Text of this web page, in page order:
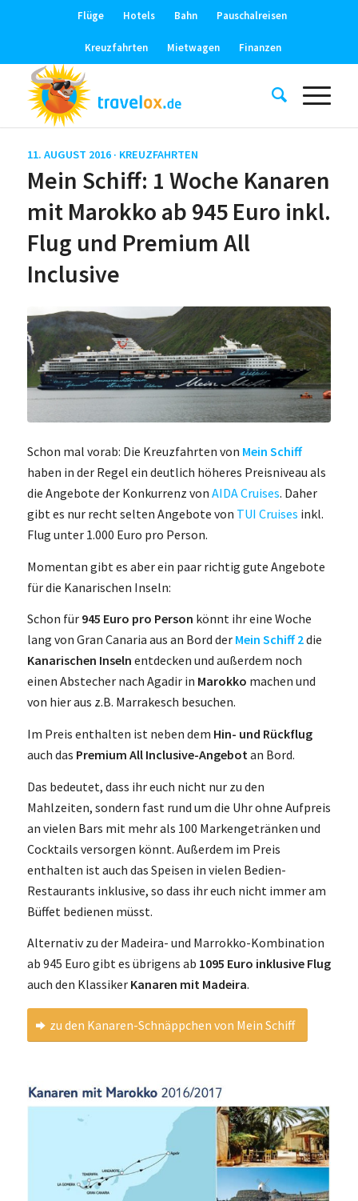
Flüge Hotels Bahn Pauschalreisen
Kreuzfahrten Mietwagen Finanzen
11. AUGUST 2016 · KREUZFAHRTEN
Mein Schiff: 1 Woche Kanaren
mit Marokko ab 945 Euro inkl.
Flug und Premium All
Inclusive
Schon mal vorab: Die Kreuzfahrten von Mein Schiff
haben in der Regel ein deutlich höheres Preisniveau als
die Angebote der Konkurrenz von AIDA Cruises. Daher
gibt es nur recht selten Angebote von TUI Cruises inkl.
Flug unter 1.000 Euro pro Person.
Momentan gibt es aber ein paar richtig gute Angebote
für die Kanarischen Inseln:
Schon für 945 Euro pro Person könnt ihr eine Woche
lang von Gran Canaria aus an Bord der Mein Schiff 2die
Kanarischen Inseln entdecken und außerdem noch
einen Abstecher nach Agadir in Marokko machen und
von hier aus z.B. Marrakesch besuchen.
Im Preis enthalten ist neben dem Hin- und Rückflug
auch das Premium All Inclusive-Angebotan Bord.
Das bedeutet, dass ihr euch nicht nur zu den
Mahlzeiten, sondern fast rund um die Uhr ohne Aufpreis
an vielen Bars mit mehr als 100 Markengetränken und
Cocktails versorgen könnt. Außerdem im Preis
enthalten ist auch das Speisen in vielen Bedien-
Restaurants inklusive, so dass ihr euch nicht immer am
Büffet bedienen müsst.
Alternativ zu der Madeira- und Marrokko-Kombination
ab 945 Euro gibt es übrigens ab 1095 Euro inklusive Flug
auch den Klassiker Kanaren mit Madeira.
zu den Kanaren-Schnäppchen von Mein Schiff